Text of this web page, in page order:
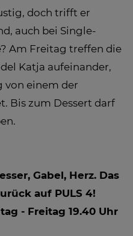
doch trifft er
auch bei Single-
Am Freitag treffen die
Katja aufeinander,
von einem der
Bis zum Dessert darf
Gabel, Herz. Das
auf PULS 4!
- Freitag 19.40 Uhr